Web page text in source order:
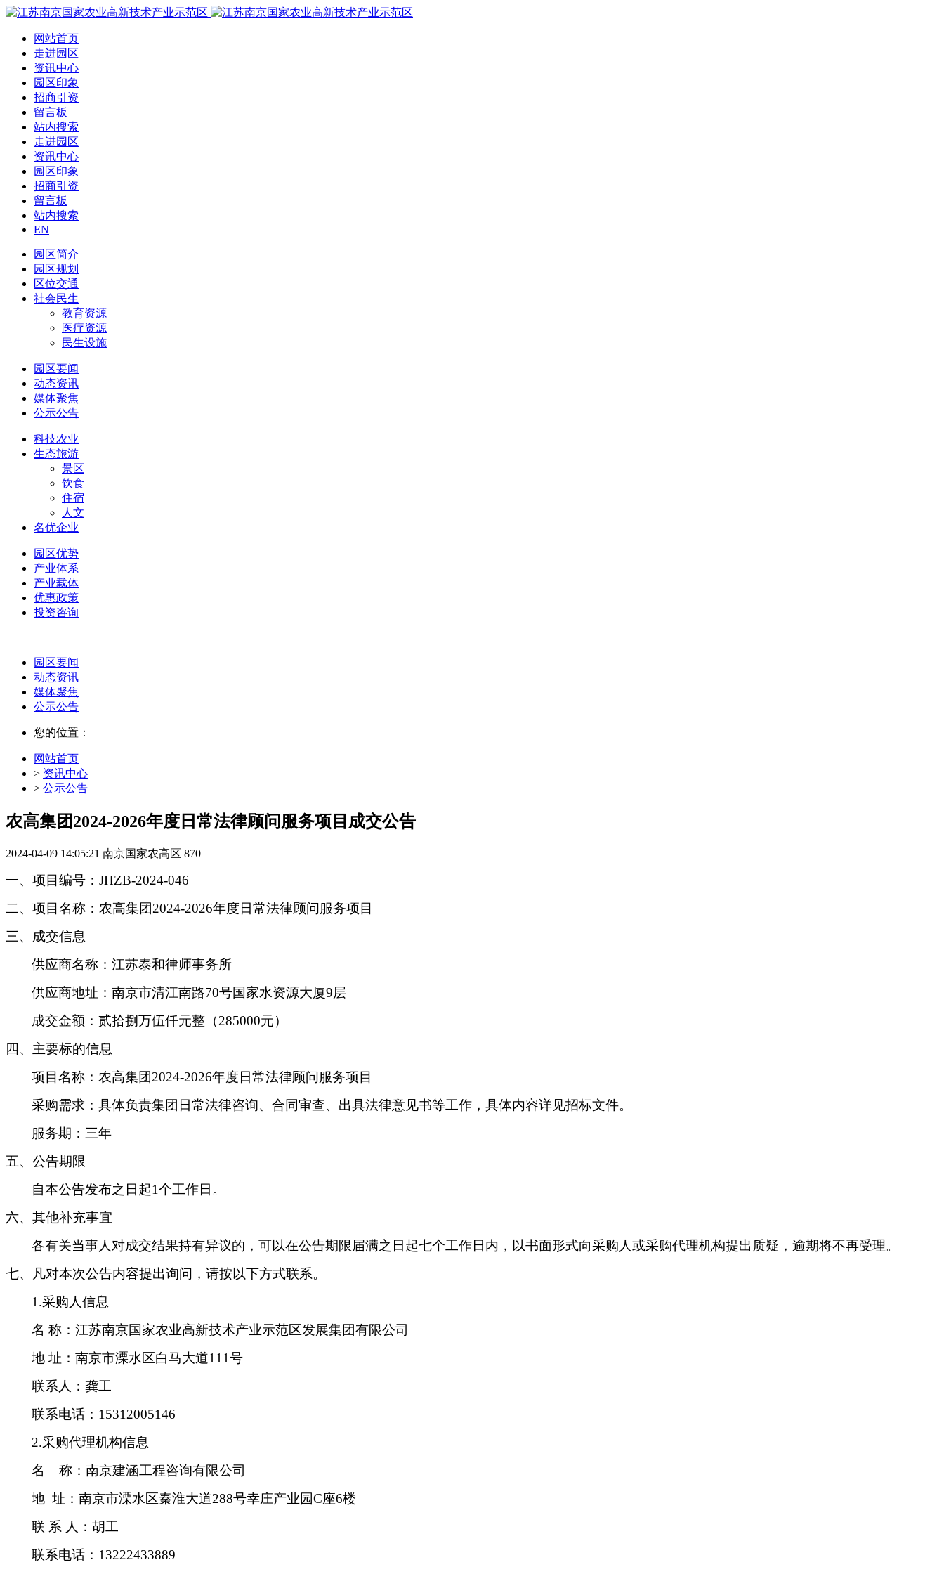
网站首页
走进园区
资讯中心
园区印象
招商引资
留言板
站内搜索
走进园区
资讯中心
园区印象
招商引资
留言板
站内搜索
EN
园区简介
园区规划
区位交通
社会民生
教育资源
医疗资源
民生设施
园区要闻
动态资讯
媒体聚焦
公示公告
科技农业
生态旅游
景区
饮食
住宿
人文
名优企业
园区优势
产业体系
产业载体
优惠政策
投资咨询
园区要闻
动态资讯
媒体聚焦
公示公告
您的位置：
网站首页
> 资讯中心
> 公示公告
农高集团2024-2026年度日常法律顾问服务项目成交公告
2024-04-09 14:05:21 南京国家农高区 870
一、项目编号： JHZB-2024-046
二、项目名称： 农高集团2024-2026年度日常法律顾问服务项目
三、成交信息
供应商名称：江苏泰和律师事务所
供应商地址：南京市清江南路70号国家水资源大厦9层
成交金额：贰拾捌万伍仟元整（285000元）
四、主要标的信息
项目名称：农高集团2024-2026年度日常法律顾问服务项目
采购需求：具体负责集团日常法律咨询、合同审查、出具法律意见书等工作，具体内容详见招标文件。
服务期：三年
五、公告期限
自本公告发布之日起1个工作日。
六、其他补充事宜
各有关当事人对成交结果持有异议的，可以在公告期限届满之日起七个工作日内，以书面形式向采购人或采购代理机构提出质疑，逾期将不再受理。
七、凡对本次公告内容提出询问，请按以下方式联系。
1.采购人信息
名 称：江苏南京国家农业高新技术产业示范区发展集团有限公司
地 址：南京市溧水区白马大道111号
联系人：龚工
联系电话： 15312005146
2.采购代理机构信息
名
称：南京建涵工程咨询有限公司
地 址：南京市溧水区秦淮大道288号幸庄产业园C座6楼
联 系 人： 胡工
联系电话： 13222433889